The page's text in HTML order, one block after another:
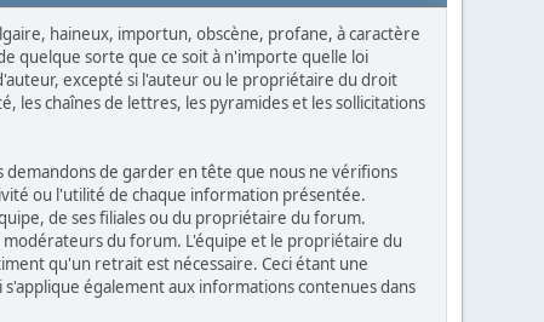
haineux, importun, obscène, profane, à caractère
quelque sorte que ce soit à n'importe quelle loi
excepté si l'auteur ou le propriétaire du droit
les chaînes de lettres, les pyramides et les sollicitations
de garder en tête que nous ne vérifions
ou l'utilité de chaque information présentée.
de ses filiales ou du propriétaire du forum.
du forum. L'équipe et le propriétaire du
qu'un retrait est nécessaire. Ceci étant une
également aux informations contenues dans